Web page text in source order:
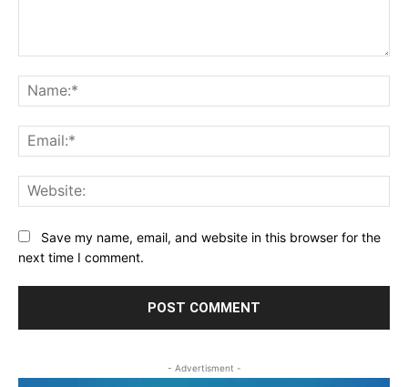
Save my name, email, and website in this browser for the
next time I comment.
- Advertisment -